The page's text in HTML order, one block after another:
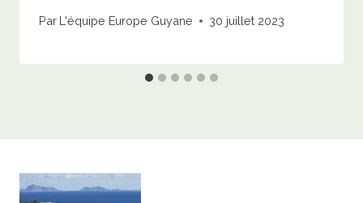
Par L'équipe Europe Guyane 30 juillet 2023